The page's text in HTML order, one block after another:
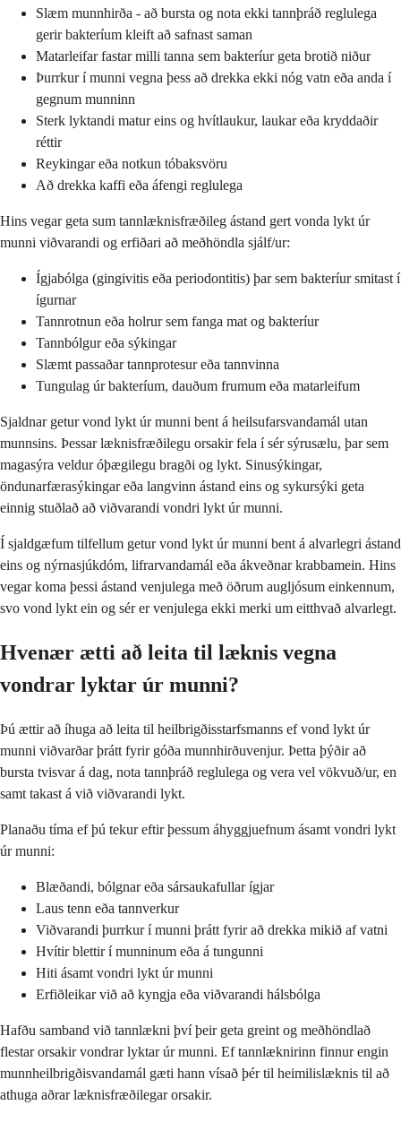
Slæm munnhirða - að bursta og nota ekki tannþráð reglulega
gerir bakteríum kleift að safnast saman
Matarleifar fastar milli tanna sem bakteríur geta brotið niður
Þurrkur í munni vegna þess að drekka ekki nóg vatn eða anda í
gegnum munninn
Sterk lyktandi matur eins og hvítlaukur, laukar eða kryddaðir
réttir
Reykingar eða notkun tóbaksvöru
Að drekka kaffi eða áfengi reglulega
Hins vegar geta sum tannlæknisfræðileg ástand gert vonda lykt úr
munni viðvarandi og erfiðari að meðhöndla sjálf/ur:
Ígjabólga (gingivitis eða periodontitis) þar sem bakteríur smitast í
ígurnar
Tannrotnun eða holrur sem fanga mat og bakteríur
Tannbólgur eða sýkingar
Slæmt passaðar tannprotesur eða tannvinna
Tungulag úr bakteríum, dauðum frumum eða matarleifum
Sjaldnar getur vond lykt úr munni bent á heilsufarsvandamál utan
munnsins. Þessar læknisfræðilegu orsakir fela í sér sýrusælu, þar sem
magasýra veldur óþægilegu bragði og lykt. Sinusýkingar,
öndunarfærasýkingar eða langvinn ástand eins og sykursýki geta
einnig stuðlað að viðvarandi vondri lykt úr munni.
Í sjaldgæfum tilfellum getur vond lykt úr munni bent á alvarlegri ástand
eins og nýrnasjúkdóm, lifrarvandamál eða ákveðnar krabbamein. Hins
vegar koma þessi ástand venjulega með öðrum augljósum einkennum,
svo vond lykt ein og sér er venjulega ekki merki um eitthvað alvarlegt.
Hvenær ætti að leita til læknis vegna
vondrar lyktar úr munni?
Þú ættir að íhuga að leita til heilbrigðisstarfsmanns ef vond lykt úr
munni viðvarðar þrátt fyrir góða munnhirðuvenjur. Þetta þýðir að
bursta tvisvar á dag, nota tannþráð reglulega og vera vel vökvuð/ur, en
samt takast á við viðvarandi lykt.
Planaðu tíma ef þú tekur eftir þessum áhyggjuefnum ásamt vondri lykt
úr munni:
Blæðandi, bólgnar eða sársaukafullar ígjar
Laus tenn eða tannverkur
Viðvarandi þurrkur í munni þrátt fyrir að drekka mikið af vatni
Hvítir blettir í munninum eða á tungunni
Hiti ásamt vondri lykt úr munni
Erfiðleikar við að kyngja eða viðvarandi hálsbólga
Hafðu samband við tannlækni því þeir geta greint og meðhöndlað
flestar orsakir vondrar lyktar úr munni. Ef tannlæknirinn finnur engin
munnheilbrigðisvandamál gæti hann vísað þér til heimilislæknis til að
athuga aðrar læknisfræðilegar orsakir.